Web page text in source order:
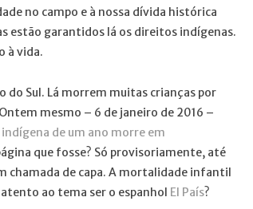
no campo e à nossa dívida histórica
estão garantidos lá os direitos indígenas.
à vida.
do Sul. Lá morrem muitas crianças por
mesmo – 6 de janeiro de 2016 –
de um ano morre em
que fosse? Só provisoriamente, até
chamada de capa. A mortalidade infantil
ao tema ser o espanhol El País?